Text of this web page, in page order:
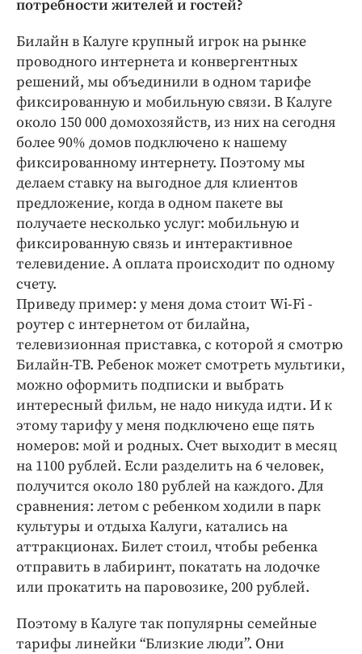
потребности жителей и гостей?
Билайн в Калуге крупный игрок на рынке
проводного интернета и конвергентных
решений, мы объединили в одном тарифе
фиксированную и мобильную связи. В Калуге
около 150 000 домохозяйств, из них на сегодня
более 90% домов подключено к нашему
фиксированному интернету. Поэтому мы
делаем ставку на выгодное для клиентов
предложение, когда в одном пакете вы
получаете несколько услуг: мобильную и
фиксированную связь и интерактивное
телевидение. А оплата происходит по одному
счету.
Приведу пример: у меня дома стоит Wi-Fi -
роутер с интернетом от билайна,
телевизионная приставка, с которой я смотрю
Билайн-ТВ. Ребенок может смотреть мультики,
можно оформить подписки и выбрать
интересный фильм, не надо никуда идти. И к
этому тарифу у меня подключено еще пять
номеров: мой и родных. Счет выходит в месяц
на 1100 рублей. Если разделить на 6 человек,
получится около 180 рублей на каждого. Для
сравнения: летом с ребенком ходили в парк
культуры и отдыха Калуги, катались на
аттракционах. Билет стоил, чтобы ребенка
отправить в лабиринт, покатать на лодочке
или прокатить на паровозике, 200 рублей.
Поэтому в Калуге так популярны семейные
тарифы линейки “Близкие люди”. Они